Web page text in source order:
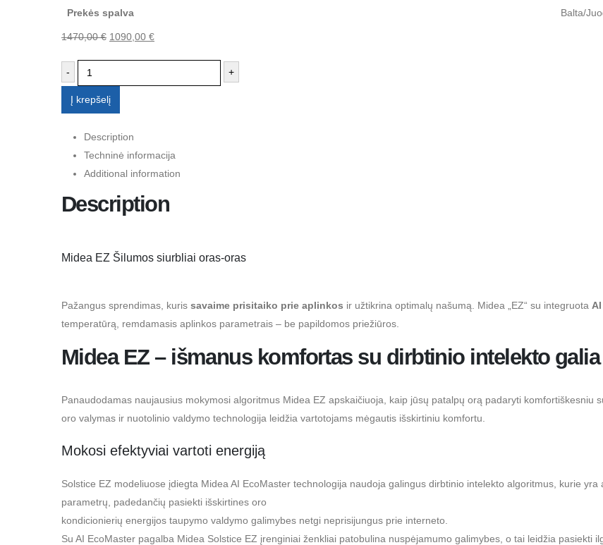
Prekės spalva Balta/
1470,00€ Original
1090,00 €Current
- +
Į krepšelį
Description
Techninė informacija
Additional information
Description
Midea EZ Šilumos siurbliai oras-oras
Pažangus sprendimas, kuris savaime prisitaiko prie aplinkos ir užtikrina optimalų našumą. Midea „EZ“ su integruota
temperatūrą, remdamasis aplinkos parametrais – be papildomos priežiūros.
Midea EZ – išmanus komfortas su dirbtinio intelekto galia
Panaudodamas naujausius mokymosi algoritmus Midea EZ apskaičiuoja, kaip jūsų patalpų orą padaryti komfortiškesniu
oro valymas ir nuotolinio valdymo technologija leidžia vartotojams mėgautis išskirtiniu komfortu.
Mokosi efektyviai vartoti energiją
Solstice EZ modeliuose įdiegta Midea AI EcoMaster technologija naudoja galingus dirbtinio intelekto algoritmus, kurie
parametrų, padedančių pasiekti išskirtines oro
kondicionierių energijos taupymo valdymo galimybes netgi neprisijungus prie interneto.
Su AI EcoMaster pagalba Midea Solstice EZ įrenginiai ženkliai patobulina nuspėjamumo galimybes, o tai leidžia pasiekti